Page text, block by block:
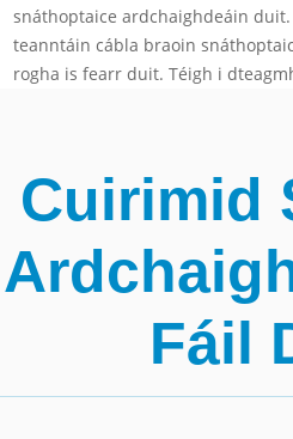
snáthoptaice ardchaighdeáin
teanntáin cábla braoin
rogha is fearr duit. Téigh i
Cuirimid
Fáil